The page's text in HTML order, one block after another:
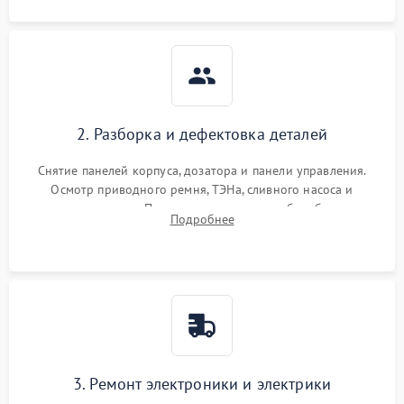
2. Разборка и дефектовка деталей
Снятие панелей корпуса, дозатора и панели управления.
Осмотр приводного ремня, ТЭНа, сливного насоса и
амортизаторов. Проверка подшипников барабана и
крестовины на износ, а манжеты люка на разрывы.
Подробнее
3. Ремонт электроники и электрики